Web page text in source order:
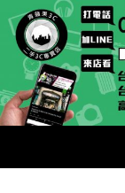
至
內
容